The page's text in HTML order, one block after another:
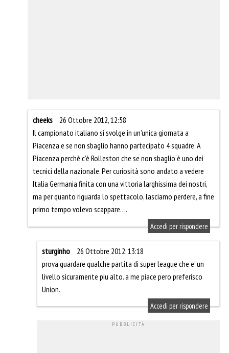
cheeks
26 Ottobre 2012, 12:58
Il campionato italiano si svolge in un’unica giornata a
Piacenza e se non sbaglio hanno partecipato 4 squadre. A
Piacenza perchè c’è Rolleston che se non sbaglio è uno dei
tecnici della nazionale. Per curiosità sono andato a vedere
Italia Germania finita con una vittoria larghissima dei nostri,
ma per quanto riguarda lo spettacolo, lasciamo perdere, a fine
primo tempo volevo scappare….
Accedi per rispondere
sturginho
26 Ottobre 2012, 13:18
prova guardare qualche partita di super league che e’ un
livello sicuramente piu alto. a me piace pero preferisco
Union.
Accedi per rispondere